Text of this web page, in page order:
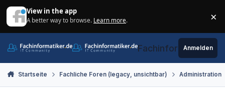
View in the app
A better way to browse. Learn more. ×
Fachinformatiker.de
Anmelden
Startseite Fachliche Foren (legacy, unsichtbar) Administration